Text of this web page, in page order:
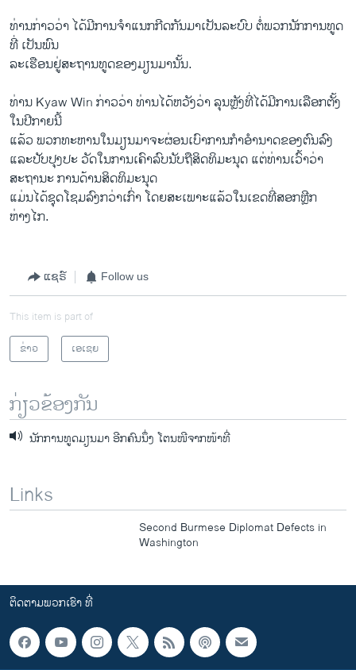
ທ່ານກ່າວວ່າ ໄດ້ມີການຈຳແນກກີດກັນມາ​ເປັນ​ລະບົບ ຕໍ່ພວກນັກການທູດ
ທີ່ ເປັນພົນ
ລະເຮືອນຢູ່ສະຖານທູດຂອງມຽນມານັ້ນ.
ທ່ານ Kyaw Win ກ່າວວ່າ ທ່ານ​ໄດ້ຫວັງວ່າ ລຸນຫຼັງທີ່ໄດ້ມີການເລືອກຕັ້ງ
ໃນປີກາຍນີ້
ແລ້ວ ພວກທະຫານໃນມຽນມາຈະຜ່ອນເບົາການກຳອຳນາດຂອງຕົນລົງ
ແລະປັບປຸງປະ ວັດໃນການເຄົາລົບນັບຖືສິດທິມະນຸດ ແຕ່ທ່ານເວົ້າວ່າ
ສະຖານະ ການດ້ານສິດທິມະນຸດ
ແມ່ນໄດ້ຊຸດໂຊມລົງກວ່າເກົ່າ ໂດຍສະເພາະແລ້ວໃນເຂດທີ່ສອກຫຼີກ
ຫ່າງໄກ.
ແຊຣ໌ Follow us
This item is part of
ຂ່າວ
ເອເຊຍ
ກ່ຽວຂ້ອງກັນ
ນັກການທູດມຽນມາ ອີກຄົນນຶ່ງ ໂຕນໜີຈາກໜ້າທີ່
Links
Second Burmese Diplomat Defects in
Washington
ຕິດຕາມພວກເຮົາ ທີ່